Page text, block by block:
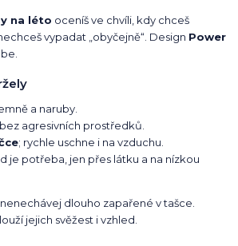
na léto oceníš ve chvíli, kdy chceš
vypadat „obyčejně“. Design Power
a naruby.
agresivních prostředků.
; rychle uschne i na vzduchu.
je potřeba, jen přes látku a na nízkou
dlouho zapařené v tašce.
jejich svěžest i vzhled.